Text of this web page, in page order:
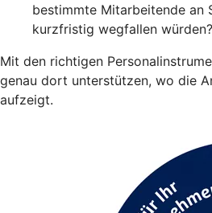
bestimmte Mitarbeitende an
kurzfristig wegfallen würden?
Mit den richtigen
genau dort unterstützen, wo die
aufzeigt.